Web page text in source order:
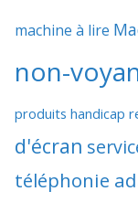
machine à lire
non-
produits handicap
d'écran
téléphonie